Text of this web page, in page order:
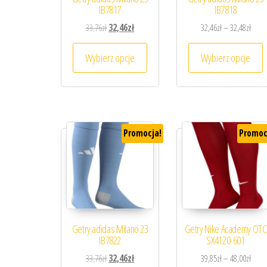
IB7817
33,76złPierwotna cena wynosiła: 33,76zł.
32,46złAktualna cena wynosi: 32,46zł.
Wybierz opcje
Ten produkt ma wiele wariantów.
IB7818
32,46zł–32,48zł
Wybierz opcje
Promocja!
Getry adidas Milano 23
IB7822
33,76złPierwotna cena wynosiła: 33,76zł.
32,46złAktualna cena wynosi: 32,46zł.
Getry Nike Academy OTC
SX4120-601
39,85zł–48,00zł